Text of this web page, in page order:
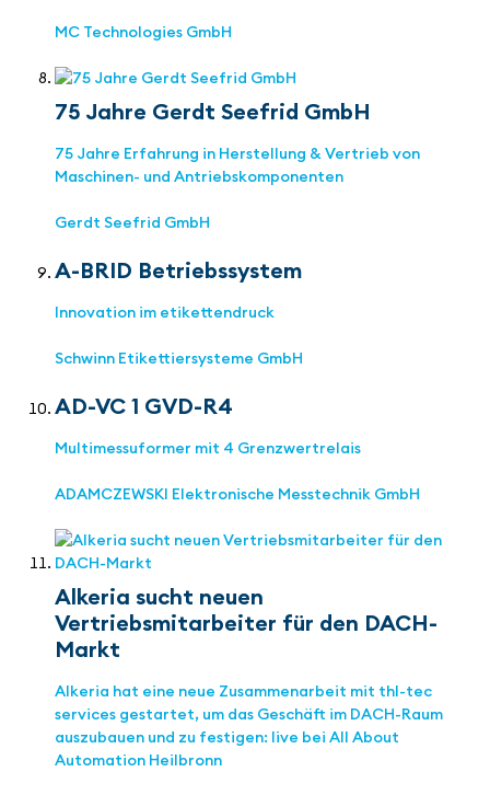
MC Technologies GmbH
75 Jahre Gerdt Seefrid GmbH
75 Jahre Erfahrung in Herstellung & Vertrieb von
Maschinen- und Antriebskomponenten
Gerdt Seefrid GmbH
A-BRID Betriebssystem
Innovation im etikettendruck
Schwinn Etikettiersysteme GmbH
AD-VC 1 GVD-R4
Multimessuformer mit 4 Grenzwertrelais
ADAMCZEWSKI Elektronische Messtechnik GmbH
Alkeria sucht neuen
Vertriebsmitarbeiter für den DACH-
Markt
Alkeria hat eine neue Zusammenarbeit mit thl-tec
services gestartet, um das Geschäft im DACH-Raum
auszubauen und zu festigen: live bei All About
Automation Heilbronn